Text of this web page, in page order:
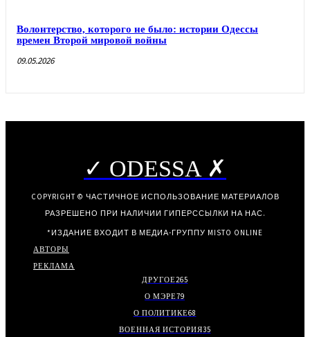
Волонтерство, которого не было: истории Одессы
времен Второй мировой войны
09.05.2026
✓ ODESSA ✗
COPYRIGHT © ЧАСТИЧНОЕ ИСПОЛЬЗОВАНИЕ МАТЕРИАЛОВ
РАЗРЕШЕНО ПРИ НАЛИЧИИ ГИПЕРССЫЛКИ НА НАС.
*ИЗДАНИЕ ВХОДИТ В МЕДИА-ГРУППУ MISTO ONLINE
АВТОРЫ
РЕКЛАМА
ДРУГОЕ265
О МЭРЕ79
О ПОЛИТИКЕ68
ВОЕННАЯ ИСТОРИЯ35